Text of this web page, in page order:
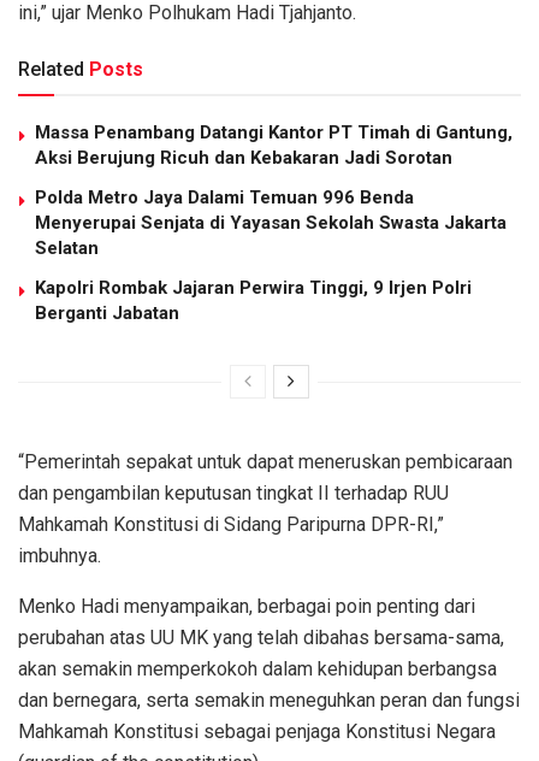
ini,” ujar Menko Polhukam Hadi Tjahjanto.
Related Posts
Massa Penambang Datangi Kantor PT Timah di Gantung,
Aksi Berujung Ricuh dan Kebakaran Jadi Sorotan
Polda Metro Jaya Dalami Temuan 996 Benda
Menyerupai Senjata di Yayasan Sekolah Swasta Jakarta
Selatan
Kapolri Rombak Jajaran Perwira Tinggi, 9 Irjen Polri
Berganti Jabatan
“Pemerintah sepakat untuk dapat meneruskan pembicaraan
dan pengambilan keputusan tingkat II terhadap RUU
Mahkamah Konstitusi di Sidang Paripurna DPR-RI,”
imbuhnya.
Menko Hadi menyampaikan, berbagai poin penting dari
perubahan atas UU MK yang telah dibahas bersama-sama,
akan semakin memperkokoh dalam kehidupan berbangsa
dan bernegara, serta semakin meneguhkan peran dan fungsi
Mahkamah Konstitusi sebagai penjaga Konstitusi Negara